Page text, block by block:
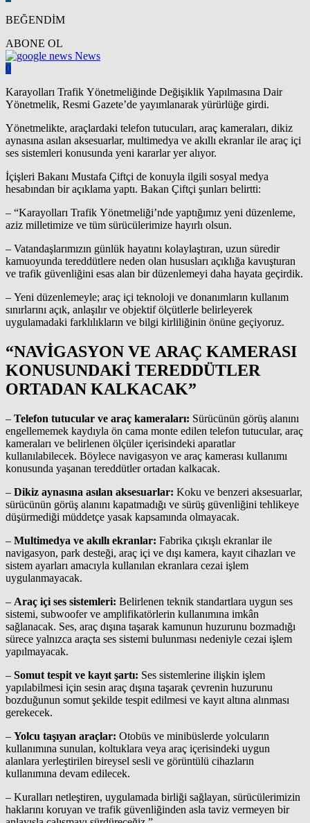
BEĞENDİM
ABONE OL
News
0
Karayolları Trafik Yönetmeliğinde Değişiklik Yapılmasına Dair
Yönetmelik, Resmi Gazete’de yayımlanarak yürürlüğe girdi.
Yönetmelikte, araçlardaki telefon tutucuları, araç kameraları, dikiz
aynasına asılan aksesuarlar, multimedya ve akıllı ekranlar ile araç içi
ses sistemleri konusunda yeni kararlar yer alıyor.
İçişleri Bakanı Mustafa Çiftçi de konuyla ilgili sosyal medya
hesabından bir açıklama yaptı. Bakan Çiftçi şunları belirtti:
– “Karayolları Trafik Yönetmeliği’nde yaptığımız yeni düzenleme,
aziz milletimize ve tüm sürücülerimize hayırlı olsun.
– Vatandaşlarımızın günlük hayatını kolaylaştıran, uzun süredir
kamuoyunda tereddütlere neden olan hususları açıklığa kavuşturan
ve trafik güvenliğini esas alan bir düzenlemeyi daha hayata geçirdik.
– Yeni düzenlemeyle; araç içi teknoloji ve donanımların kullanım
sınırlarını açık, anlaşılır ve objektif ölçütlerle belirleyerek
uygulamadaki farklılıkların ve bilgi kirliliğinin önüne geçiyoruz.
“NAVİGASYON VE ARAÇ KAMERASI
KONUSUNDAKİ TEREDDÜTLER
ORTADAN KALKACAK”
– Telefon tutucular ve araç kameraları: Sürücünün görüş alanını
engellememek kaydıyla ön cama monte edilen telefon tutucular, araç
kameraları ve belirlenen ölçüler içerisindeki aparatlar
kullanılabilecek. Böylece navigasyon ve araç kamerası kullanımı
konusunda yaşanan tereddütler ortadan kalkacak.
– Dikiz aynasına asılan aksesuarlar: Koku ve benzeri aksesuarlar,
sürücünün görüş alanını kapatmadığı ve sürüş güvenliğini tehlikeye
düşürmediği müddetçe yasak kapsamında olmayacak.
– Multimedya ve akıllı ekranlar: Fabrika çıkışlı ekranlar ile
navigasyon, park desteği, araç içi ve dışı kamera, kayıt cihazları ve
sistem ayarları amacıyla kullanılan ekranlara cezai işlem
uygulanmayacak.
– Araç içi ses sistemleri: Belirlenen teknik standartlara uygun ses
sistemi, subwoofer ve amplifikatörlerin kullanımına imkân
sağlanacak. Ses, araç dışına taşarak kamunun huzurunu bozmadığı
sürece yalnızca araçta ses sistemi bulunması nedeniyle cezai işlem
yapılmayacak.
– Somut tespit ve kayıt şartı: Ses sistemlerine ilişkin işlem
yapılabilmesi için sesin araç dışına taşarak çevrenin huzurunu
bozduğunun somut şekilde tespit edilmesi ve kayıt altına alınması
gerekecek.
– Yolcu taşıyan araçlar: Otobüs ve minibüslerde yolcuların
kullanımına sunulan, koltuklara veya araç içerisindeki uygun
alanlara yerleştirilen bireysel sesli ve görüntülü cihazların
kullanımına devam edilecek.
– Kuralları netleştiren, uygulamada birliği sağlayan, sürücülerimizin
haklarını koruyan ve trafik güvenliğinden asla taviz vermeyen bir